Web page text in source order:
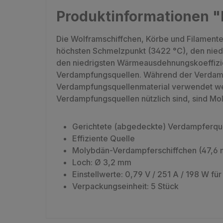
Produktinformationen
Die Wolframschiffchen, Körbe und
höchsten Schmelzpunkt (3422 °C), den
den niedrigsten
Verdampfungsquellen. Während der
Verdampfungsquellenmaterial verwendet
Verdampfungsquellen nützlich sind, sind
Gerichtete (abgedeckte)
Effiziente Quelle
Molybdän-Verdampferschiffchen (47,6
Loch: Ø 3,2 mm
Einstellwerte: 0,79 V / 251 A / 198 W
Verpackungseinheit: 5 Stück